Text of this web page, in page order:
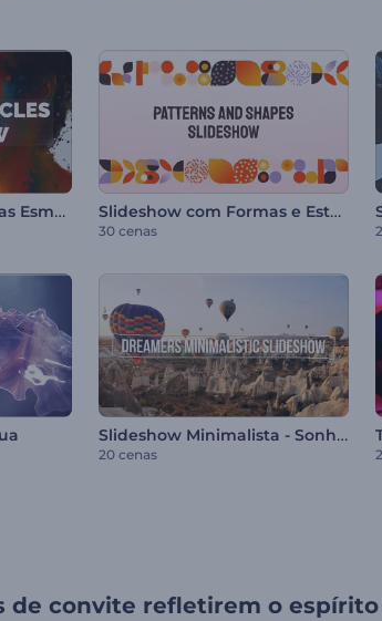
Slideshow de Partículas Esmaecentes Slideshow com Formas e Estampas Diversas
30 cenas
Slideshow Minimalista - Sonhadores
20 cenas
de convite refletirem o